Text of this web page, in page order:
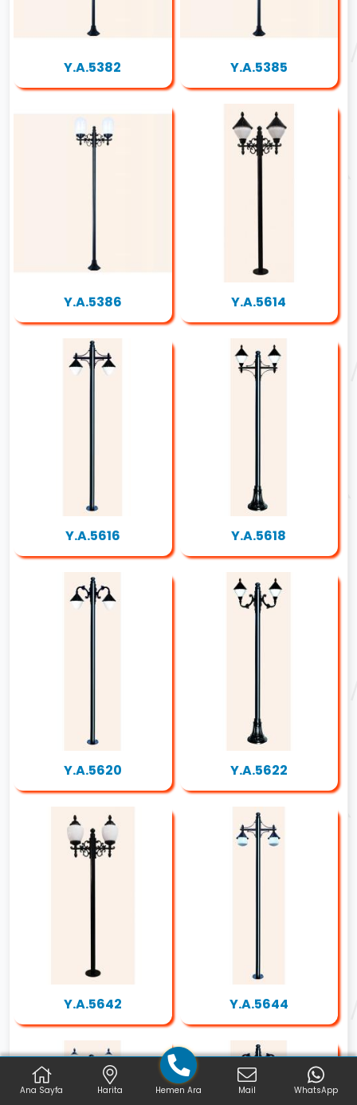
Y.A.5382 Y.A.5385
Y.A.5386 Y.A.5614
Y.A.5616 Y.A.5618
Y.A.5620 Y.A.5622
Y.A.5642 Y.A.5644
Ana Sayfa Harita Hemen Ara Mail WhatsApp